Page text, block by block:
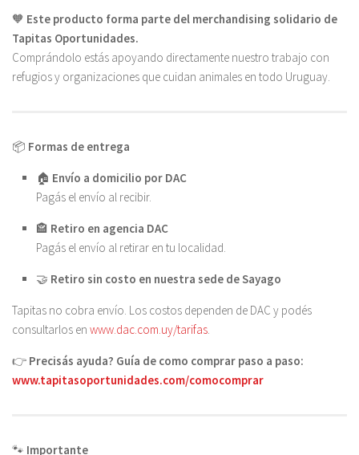
🧡 Este producto forma parte del merchandising solidario de
Tapitas Oportunidades.
Comprándolo estás apoyando directamente nuestro trabajo con
refugios y organizaciones que cuidan animales en todo Uruguay.
📦 Formas de entrega
🏠 Envío a domicilio por DAC
Pagás el envío al recibir.
🏤 Retiro en agencia DAC
Pagás el envío al retirar en tu localidad.
🤝 Retiro sin costo en nuestra sede de Sayago
Tapitas no cobra envío. Los costos dependen de DAC y podés
consultarlos en www.dac.com.uy/tarifas
👉 Precisás ayuda? Guía de como comprar paso a paso:
www.tapitasoportunidades.com/comocomprar
🐾 Importante